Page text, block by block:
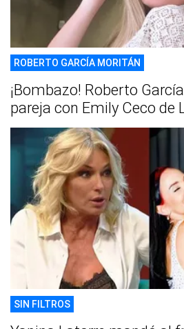
ROBERTO GARCÍA MORITÁN
¡Bombazo! Roberto
pareja con Emily Ceco de
SIN FILTROS